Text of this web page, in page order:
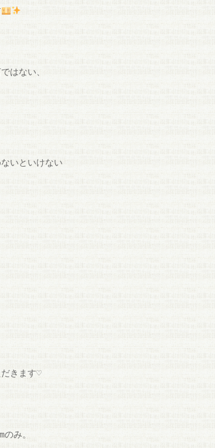
はない、
いといけない
きます♡
み。